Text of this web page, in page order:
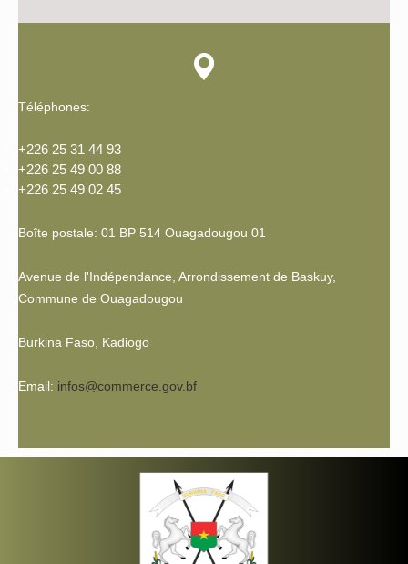
Téléphones:
+226 25 31 44 93
+226 25 49 00 88
+226 25 49 02 45
Boîte postale: 01 BP 514 Ouagadougou 01
Avenue de l'Indépendance, Arrondissement de Baskuy,
Commune de Ouagadougou
Burkina Faso, Kadiogo
Email: infos@commerce.gov.bf